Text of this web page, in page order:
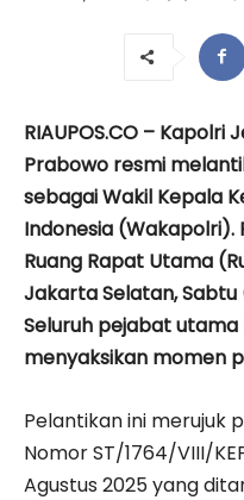
RIAUPOS.CO – Kapolri
Prabowo resmi
sebagai Wakil Kepala
Indonesia (Wakapolri).
Ruang Rapat Utama
Jakarta Selatan, Sabtu
Seluruh pejabat
menyaksikan momen
Pelantikan ini merujuk
Nomor ST/1764/VIII/
Agustus 2025 yang